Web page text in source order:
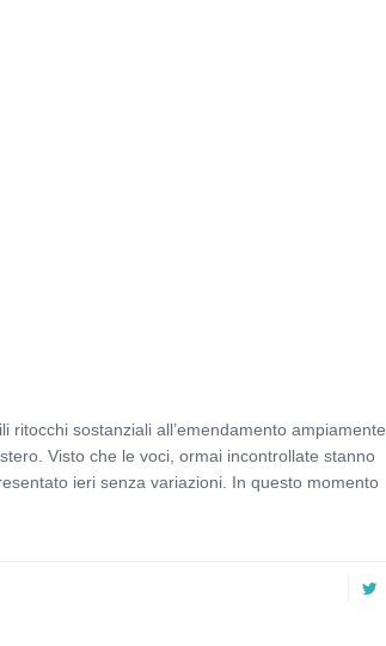
sostanziali all’emendamento ampiamente
Visto che le voci, ormai incontrollate stanno
ieri senza variazioni. In questo momento